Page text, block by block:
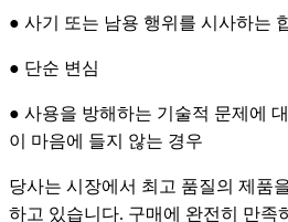
● 사기 또는 남용 행위를 시사하는
● 단순 변심
● 사용을 방해하는 기술적 문제에
이 마음에 들지 않는 경우
당사는 시장에서 최고 품질의 제품
하고 있습니다. 구매에 완전히 만족